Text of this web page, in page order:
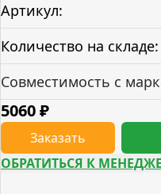
Артикул:
Количество на складе:
Совместимость с
5060₽
Заказать
ОБРАТИТЬСЯ К